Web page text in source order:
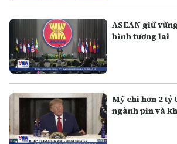
ASEAN giữ
hình tương lai
Mỹ chi hơn 2 tỷ
ngành pin và